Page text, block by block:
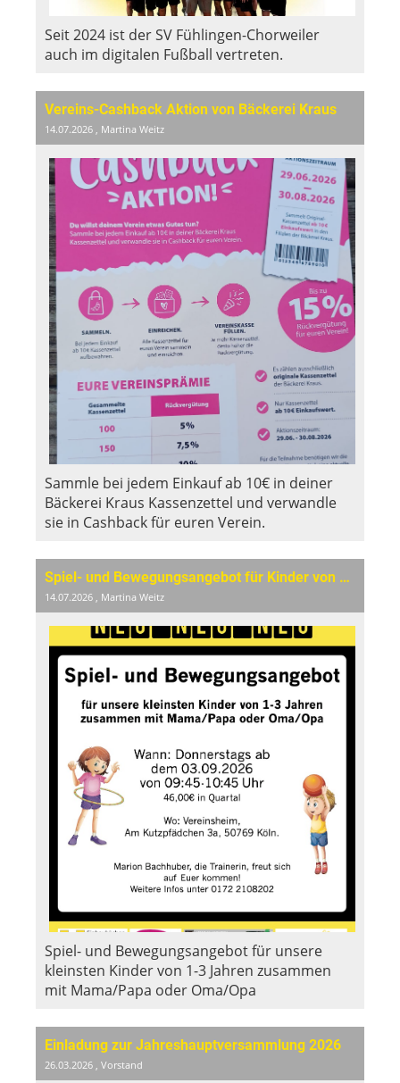
Seit 2024 ist der SV Fühlingen-Chorweiler
auch im digitalen Fußball vertreten.
Vereins-Cashback Aktion von Bäckerei Kraus
14.07.2026 , Martina Weitz
Sammle bei jedem Einkauf ab 10€ in deiner
Bäckerei Kraus Kassenzettel und verwandle
sie in Cashback für euren Verein.
Spiel- und Bewegungsangebot für Kinder von 1-3 Jahren
14.07.2026 , Martina Weitz
Spiel- und Bewegungsangebot für unsere
kleinsten Kinder von 1-3 Jahren zusammen
mit Mama/Papa oder Oma/Opa
Einladung zur Jahreshauptversammlung 2026
26.03.2026 , Vorstand